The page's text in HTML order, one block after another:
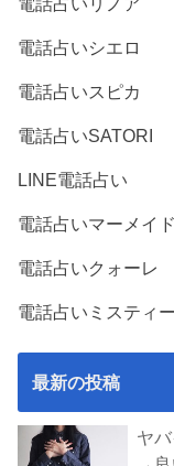
電話占いリノア
電話占いシエロ
電話占いスピカ
電話占いSATORI
LINE電話占い
電話占いマーメイド
電話占いクォーレ
電話占いミスティ
最新の投稿
ヤ